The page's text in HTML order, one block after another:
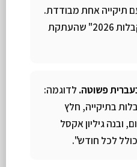
תיקייה אחת מבודדת.
למשל תיקיית "קבלות 2026" שהעתקת
פשוטה. לדוגמה:
בתיקייה, חלץ
ובנה גיליון אקסל
לכל חודש".